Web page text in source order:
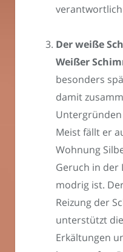
Der weiße
Weißer
besonders
damit
Meist fällt er
Wohnung
Geruch in der
modrig ist.
Reizung der
unterstützt
Erkältungen